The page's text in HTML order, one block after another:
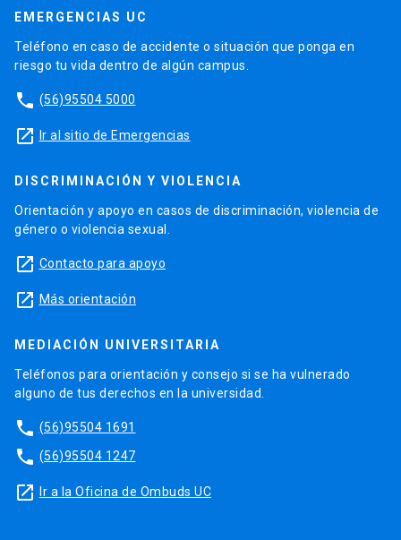
EMERGENCIAS UC
Teléfono en caso de accidente o situación que ponga en
riesgo tu vida dentro de algún campus.
phone (56)95504 5000
launch Ir al sitio de Emergencias
DISCRIMINACIÓN Y VIOLENCIA
Orientación y apoyo en casos de discriminación, violencia de
género o violencia sexual.
launch Contacto para apoyo
launch Más orientación
MEDIACIÓN UNIVERSITARIA
Teléfonos para orientación y consejo si se ha vulnerado
alguno de tus derechos en la universidad.
phone (56)95504 1691
phone (56)95504 1247
launch Ir a la Oficina de Ombuds UC